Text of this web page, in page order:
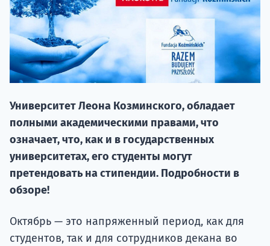
Университет Леона Козминского, обладает
полными академическими правами, что
означает, что, как и в государственных
университетах, его студенты могут
претендовать на стипендии. Подробности в
обзоре!
Октябрь — это напряженный период, как для
студентов, так и для сотрудников декана во
20.09